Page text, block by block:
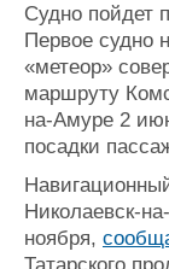
Судно пойдет
Первое судно
«метеор»
маршруту
на-Амуре 2
посадки
Николаевск-
ноября,